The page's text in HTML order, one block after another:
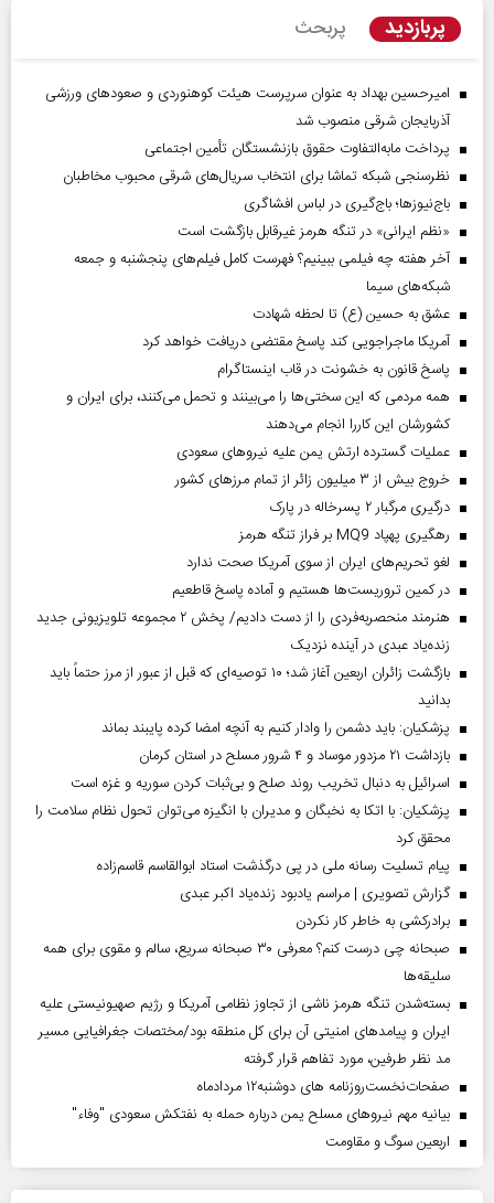
پربازدید پربحث
امیرحسین بهداد به عنوان سرپرست هیئت کوهنوردی و صعودهای ورزشی
آذربایجان شرقی منصوب شد
پرداخت مابه‌التفاوت حقوق بازنشستگان تأمین اجتماعی
نظرسنجی شبکه تماشا برای انتخاب سریال‌های شرقی محبوب مخاطبان
باج‌نیوزها؛ باج‌گیری در لباس افشاگری
«نظم ایرانی» در تنگه هرمز غیرقابل بازگشت است
آخر هفته چه فیلمی ببینیم؟ فهرست کامل فیلم‌های پنجشنبه و جمعه
شبکه‌های سیما
عشق به حسین (ع) تا لحظه شهادت
آمریکا ماجراجویی کند پاسخ مقتضی دریافت خواهد کرد
پاسخ قانون به خشونت در قاب اینستاگرام
همه مردمی که این سختی‌ها را می‌بینند و تحمل می‌کنند، برای ایران و
کشورشان این کاررا انجام می‌دهند
عملیات گسترده ارتش یمن علیه نیروهای سعودی
خروج بیش از ۳ میلیون زائر از تمام مرز‌های کشور
درگیری مرگبار ۲ پسرخاله در پارک
رهگیری پهپاد MQ9 بر فراز تنگه هرمز
لغو تحریم‌های ایران از سوی آمریکا صحت ندارد
در کمین تروریست‌ها هستیم و آماده پاسخ قاطعیم
هنرمند منحصر‌به‌فردی را از دست دادیم/ پخش ۲ مجموعه تلویزیونی جدید
زنده‌یاد عبدی در آینده نزدیک
بازگشت زائران اربعین آغاز شد؛ ۱۰ توصیه‌ای که قبل از عبور از مرز حتماً باید
بدانید
پزشکیان: باید دشمن را وادار کنیم به آنچه امضا کرده پایبند بماند
بازداشت ۲۱ مزدور موساد و ۴ شرور مسلح در استان کرمان
اسرائیل به دنبال تخریب روند صلح و بی‌ثبات کردن سوریه و غزه است
پزشکیان: با اتکا به نخبگان و مدیران با انگیزه می‌توان تحول نظام سلامت را
محقق کرد
پیام تسلیت رسانه ملی در پی درگذشت استاد ابوالقاسم قاسم‌زاده
گزارش تصویری | مراسم یادبود زنده‌یاد اکبر عبدی
برادرکشی به خاطر کار نکردن
صبحانه چی درست کنم؟ معرفی ۳۰ صبحانه سریع، سالم و مقوی برای همه
سلیقه‌ها
بسته‌شدن تنگه هرمز ناشی از تجاوز نظامی آمریکا و رژیم صهیونیستی علیه
ایران و پیامد‌های امنیتی آن برای کل منطقه بود/مختصات جغرافیایی مسیر
مد نظر طرفین، مورد تفاهم قرار گرفته
صفحات‌نخست‌روزنامه ها‌ی دوشنبه‌۱۲ مردادماه
بیانیه مهم نیروهای مسلح یمن درباره حمله به نفتکش سعودی "وفاء"
اربعین سوگ و مقاومت